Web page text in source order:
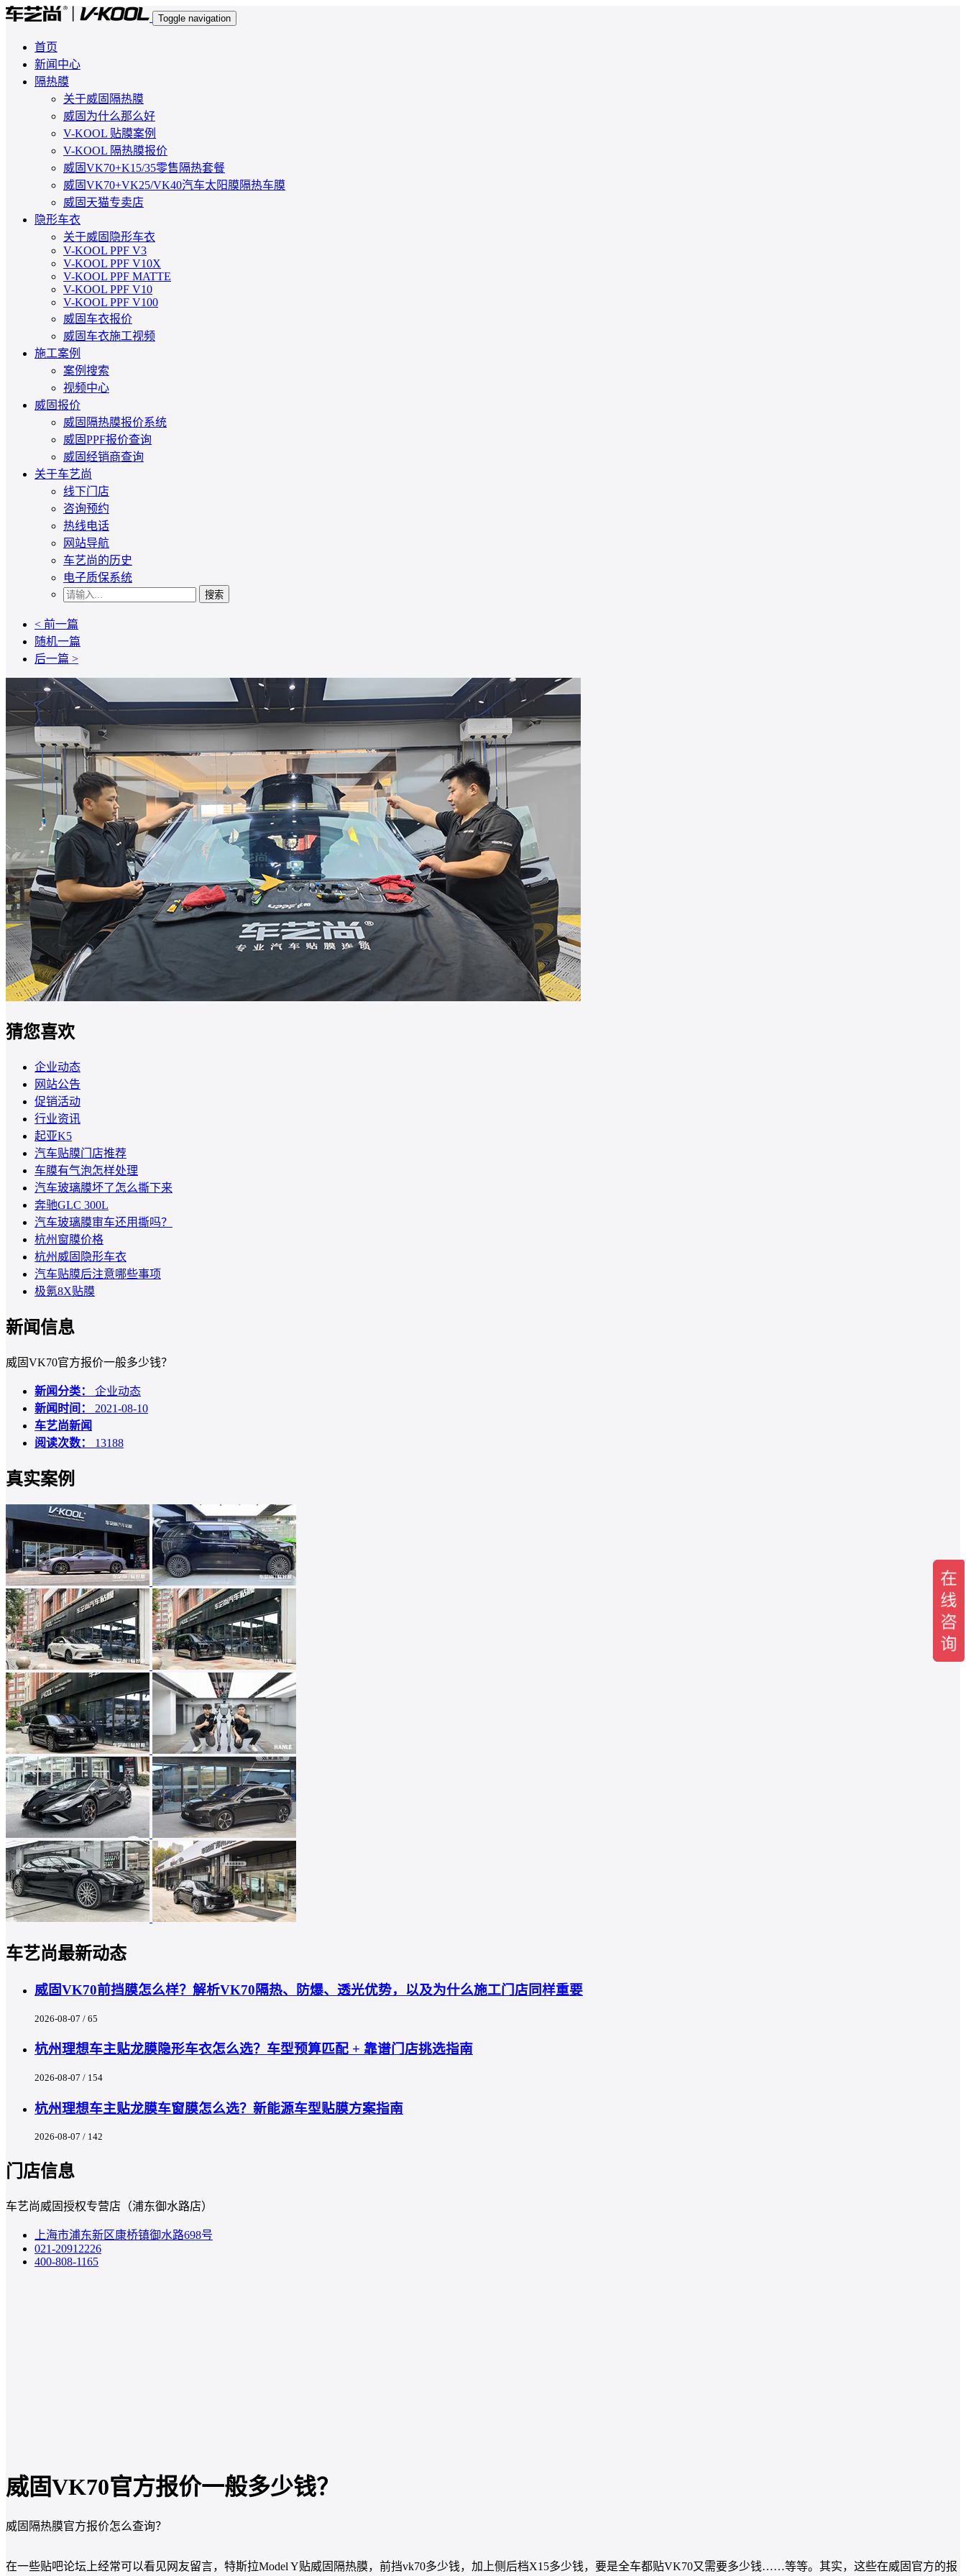
Toggle navigation
首页
新闻中心
隔热膜
关于威固隔热膜
威固为什么那么好
V-KOOL 贴膜案例
V-KOOL 隔热膜报价
威固VK70+K15/35零售隔热套餐
威固VK70+VK25/VK40汽车太阳膜隔热车膜
威固天猫专卖店
隐形车衣
关于威固隐形车衣
V-KOOL PPF V3
V-KOOL PPF V10X
V-KOOL PPF MATTE
V-KOOL PPF V10
V-KOOL PPF V100
威固车衣报价
威固车衣施工视频
施工案例
案例搜索
视频中心
威固报价
威固隔热膜报价系统
威固PPF报价查询
威固经销商查询
关于车艺尚
线下门店
咨询预约
热线电话
网站导航
车艺尚的历史
电子质保系统
搜索
< 前一篇
随机一篇
后一篇 >
猜您喜欢
企业动态
网站公告
促销活动
行业资讯
起亚K5
汽车贴膜门店推荐
车膜有气泡怎样处理
汽车玻璃膜坏了怎么撕下来
奔驰GLC 300L
汽车玻璃膜审车还用撕吗？
杭州窗膜价格
杭州威固隐形车衣
汽车贴膜后注意哪些事项
极氪8X贴膜
新闻信息
威固VK70官方报价一般多少钱？
新闻分类： 企业动态
新闻时间： 2021-08-10
车艺尚新闻
阅读次数： 13188
真实案例
车艺尚最新动态
威固VK70前挡膜怎么样？解析VK70隔热、防爆、透光优势，以及为什么施工门店同样重要
2026-08-07 / 65
杭州理想车主贴龙膜隐形车衣怎么选？车型预算匹配 + 靠谱门店挑选指南
2026-08-07 / 154
杭州理想车主贴龙膜车窗膜怎么选？新能源车型贴膜方案指南
2026-08-07 / 142
门店信息
车艺尚威固授权专营店（浦东御水路店）
上海市浦东新区康桥镇御水路698号
021-20912226
400-808-1165
威固VK70官方报价一般多少钱？
威固隔热膜官方报价怎么查询？
在一些贴吧论坛上经常可以看见网友留言，特斯拉Model Y贴威固隔热膜，前挡vk70多少钱，加上侧后档X15多少钱，要是全车都贴VK70又需要多少钱……等等。其实，这些在威固官方的报